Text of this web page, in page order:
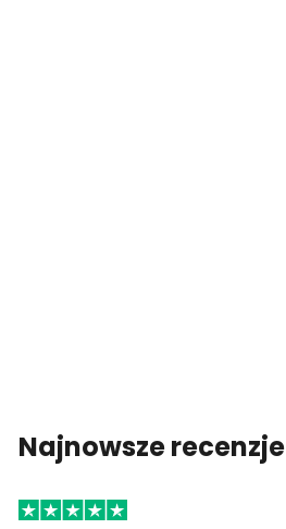
Najnowsze recenzje